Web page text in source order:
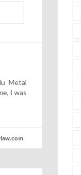
Metal
I was